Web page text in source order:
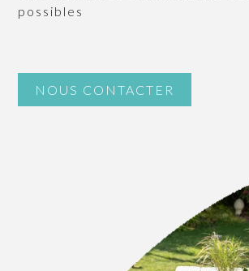
possibles
NOUS CONTACTER